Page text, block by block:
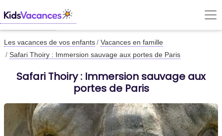
Les vacances de vos enfants
Vacances en famille
Safari Thoiry : Immersion sauvage aux portes de Paris
Safari Thoiry : Immersion sauvage aux
portes de Paris